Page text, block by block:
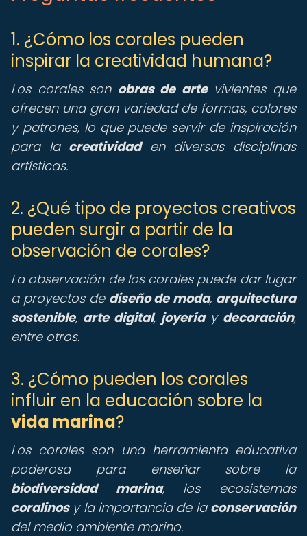
1. ¿Cómo los corales pueden
inspirar la creatividad humana?
Los corales son obras de artevivientes que
ofrecen una gran variedad de formas, colores
y patrones, lo que puede servir de inspiración
para la creatividaden diversas disciplinas
artísticas.
2. ¿Qué tipo de proyectos creativos
pueden surgir a partir de la
observación de corales?
La observación de los corales puede dar lugar
a proyectos de diseño de moda, arquitectura
sostenible, arte digital, joyeríay decoración,
entre otros.
3. ¿Cómo pueden los corales
influir en la educación sobre la
vida marina?
Los corales son una herramienta educativa
poderosa para enseñar sobre la
biodiversidad marina, los ecosistemas
coralinosy la importancia de la conservación
del medio ambiente marino.